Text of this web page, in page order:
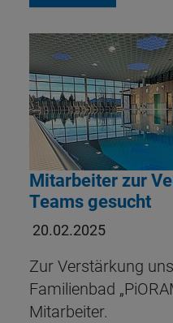
Mitarbeiter zur
Teams gesucht
20.02.2025
Zur Verstärkung
Familienbad
Mitarbeiter.